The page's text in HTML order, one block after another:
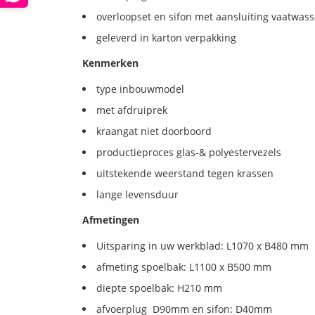
overloopset en sifon met aansluiting
geleverd in karton verpakking
Kenmerken
type inbouwmodel
met afdruiprek
kraangat niet doorboord
productieproces glas-& polyestervezels
uitstekende weerstand tegen krassen
lange levensduur
Afmetingen
Uitsparing in uw werkblad: L1070 x B480 mm
afmeting spoelbak: L1100 x B500 mm
diepte spoelbak: H210 mm
afvoerplug D90mm en sifon: D40mm